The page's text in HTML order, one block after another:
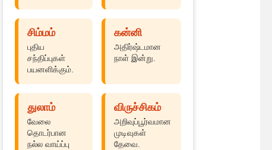
சிம்மம்
புதிய
சந்திப்புகள்
பயனளிக்கும்.
கன்னி
அதிர்ஷ்டமான
நாள் இன்று.
துலாம்
வேலை
தொடர்பான
நல்ல வாய்ப்பு
விருச்சிகம்
அறிவுப்பூர்வமான
முடிவுகள்
தேவை.